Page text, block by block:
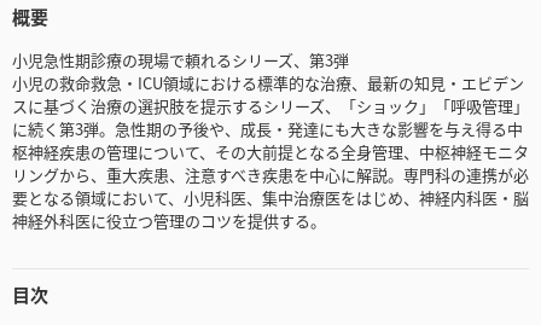
概要
小児急性期診療の現場で頼れるシリーズ、第3弾
小児の救命救急・ICU領域における標準的な治療、最新の知見・エビデン
スに基づく治療の選択肢を提示するシリーズ、「ショック」「呼吸管理」
に続く第3弾。急性期の予後や、成長・発達にも大きな影響を与え得る中
枢神経疾患の管理について、その大前提となる全身管理、中枢神経モニタ
リングから、重大疾患、注意すべき疾患を中心に解説。専門科の連携が必
要となる領域において、小児科医、集中治療医をはじめ、神経内科医・脳
神経外科医に役立つ管理のコツを提供する。
目次